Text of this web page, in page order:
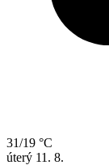
31/19 °C
úterý 11. 8.